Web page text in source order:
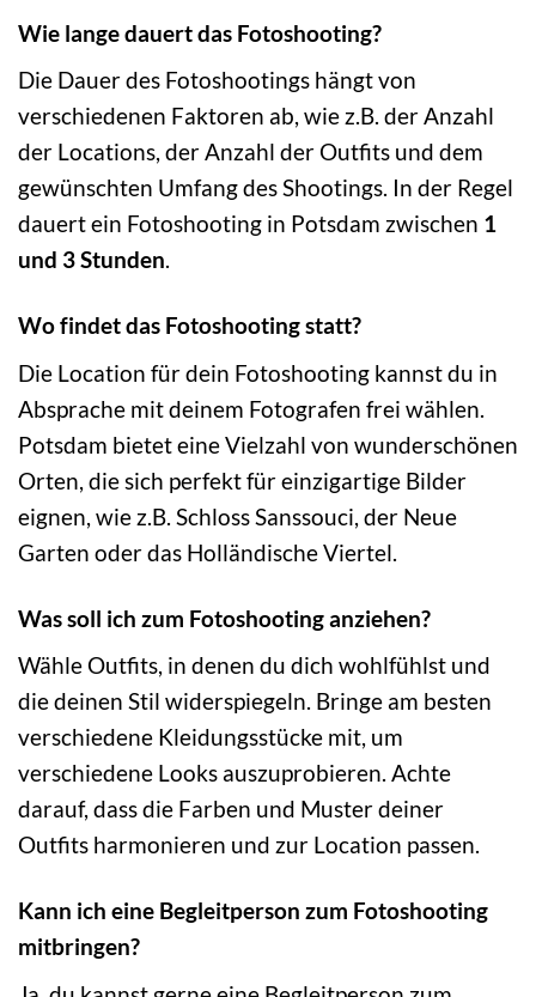
Wie lange dauert das Fotoshooting?
Die Dauer des Fotoshootings hängt von
verschiedenen Faktoren ab, wie z.B. der Anzahl
der Locations, der Anzahl der Outfits und dem
gewünschten Umfang des Shootings. In der Regel
dauert ein Fotoshooting in Potsdam zwischen 1
und 3 Stunden.
Wo findet das Fotoshooting statt?
Die Location für dein Fotoshooting kannst du in
Absprache mit deinem Fotografen frei wählen.
Potsdam bietet eine Vielzahl von wunderschönen
Orten, die sich perfekt für einzigartige Bilder
eignen, wie z.B. Schloss Sanssouci, der Neue
Garten oder das Holländische Viertel.
Was soll ich zum Fotoshooting anziehen?
Wähle Outfits, in denen du dich wohlfühlst und
die deinen Stil widerspiegeln. Bringe am besten
verschiedene Kleidungsstücke mit, um
verschiedene Looks auszuprobieren. Achte
darauf, dass die Farben und Muster deiner
Outfits harmonieren und zur Location passen.
Kann ich eine Begleitperson zum Fotoshooting
mitbringen?